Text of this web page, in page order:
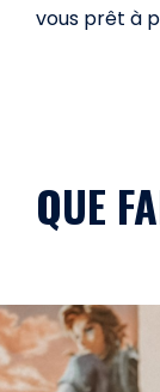
vous prêt à
QUE